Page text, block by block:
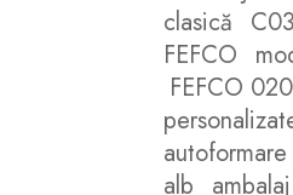
clasică C03
FEFCO
FEFCO
autoformare
alb